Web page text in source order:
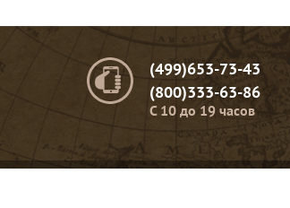
(499)653-73-43
(800)333-63-86
C 10 до 19 часов